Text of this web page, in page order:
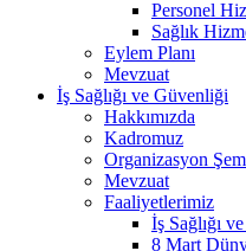
Personel
Sağlık
Eylem Planı
Mevzuat
İş Sağlığı ve Güvenliği
Hakkımızda
Kadromuz
Organizasyon
Mevzuat
Faaliyetlerimiz
İş Sağlığı
8 Mart